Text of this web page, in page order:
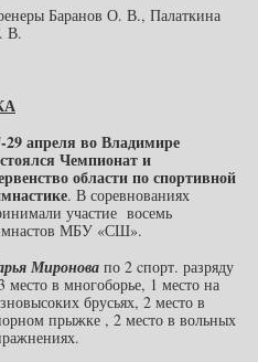
Баранов О. В., Палаткина
В.
29 апреля во Владимире
Чемпионат и
области по спортивной
. В соревнованиях
участие восемь
МБУ «СШ».
Миронова по 2 cпорт. разряду
место в многоборье, 1 место на
брусьях, 2 место в
прыжке , 2 место в вольных